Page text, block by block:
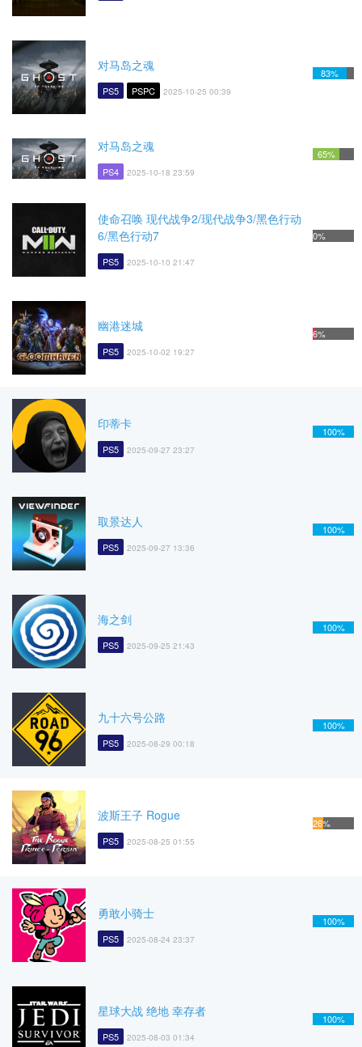
对马岛之魂
PS5 PSPC 2025-10-25 00:39
83%
对马岛之魂
PS4 2025-10-18 23:59
65%
使命召唤 现代战争2/现代战争3/黑色行动
6/黑色行动7
PS5 2025-10-10 21:47
0%
幽港迷城
PS5 2025-10-02 19:27
6%
印蒂卡
PS5 2025-09-27 23:27
100%
取景达人
PS5 2025-09-27 13:36
100%
海之剑
PS5 2025-09-25 21:43
100%
九十六号公路
PS5 2025-08-29 00:18
100%
波斯王子 Rogue
PS5 2025-08-25 01:55
26%
勇敢小骑士
PS5 2025-08-24 23:37
100%
星球大战 绝地 幸存者
PS5 2025-08-03 01:34
100%